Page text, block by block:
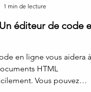
1 min de lecture
éditeur de code en
en ligne vous aidera à
HTML